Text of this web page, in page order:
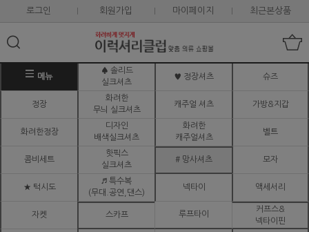
로그인 회원가입 마이페이지 최근본상품
메뉴
♠ 솔리드
실크셔츠
♥ 정장셔츠 슈즈
정장
화려한
무늬 실크셔츠
캐주얼 셔츠 가방&지갑
화려한정장
디자인
배색실크셔츠
화려한
캐주얼셔츠
벨트
콤비세트
핫픽스
실크셔츠
# 망사셔츠 모자
★ 턱시도
♬ 특수복
(무대.공연,댄스)
넥타이 액세서리
자켓 스카프 루프타이
커프스&
넥타이핀